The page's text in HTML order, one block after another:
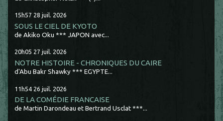
15h57 28 juil. 2026
SOUS LE CIEL DE KYOTO
de Akiko Oku *** JAPON avec...
20h05 27 juil. 2026
NOTRE HISTOIRE - CHRONIQUES DU CAIRE
d'Abu Bakr Shawky *** EGYPTE...
11h54 26 juil. 2026
DE LA COMÉDIE FRANCAISE
de Martin Darondeau et Bertrand Usclat ***...